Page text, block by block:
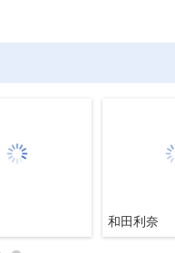
和田利奈